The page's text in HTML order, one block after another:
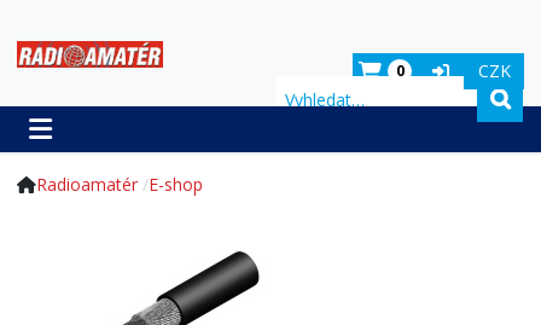
CZK
0
Hledat
Radioamatér E-shop